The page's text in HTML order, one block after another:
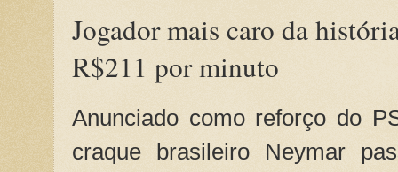
Jogador mais caro da
R$211 por minuto
Anunciado como reforço do
craque brasileiro Neymar